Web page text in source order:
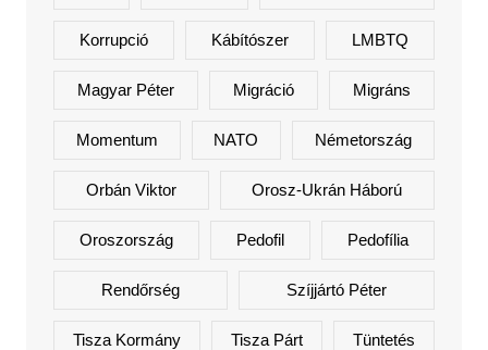
Korrupció Kábítószer LMBTQ
Magyar Péter Migráció Migráns
Momentum NATO Németország
Orbán Viktor Orosz-Ukrán Háború
Oroszország Pedofil Pedofília
Rendőrség Szíjjártó Péter
Tisza Kormány Tisza Párt Tüntetés